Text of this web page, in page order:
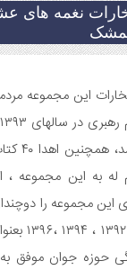
و هفته ی جوان در
انقلاب اسلامی و
برنامه های دهه
مردمی نغمه
بسته جشن تکلیف
نغمه های
این مجموعه
له به این مجموعه
این مجموعه را
های
حوزه جوان موفق